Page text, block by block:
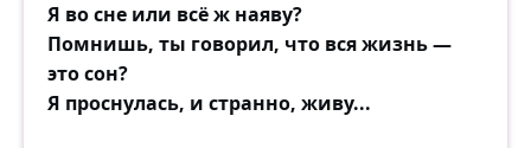
Я во сне или всё ж наяву?
Помнишь, ты говорил, что вся жизнь —
это сон?
Я проснулась, и странно, живу...